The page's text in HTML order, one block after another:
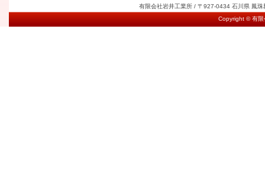
有限会社岩井工業所 / 〒927-0434 石川県 鳳
Copyright © 有限